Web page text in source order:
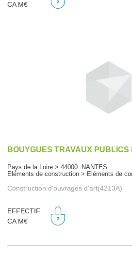
CA M€
BOUYGUES TRAVAUX PUBLICS
Pays de la Loire > 44000 NANTES
Eléments de construction > Eléments de
Construction d'ouvrages d'art(4213A)
EFFECTIF
CA M€